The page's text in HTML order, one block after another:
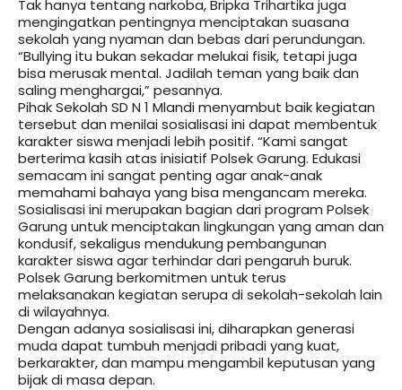
Tak hanya tentang narkoba, Bripka Trihartika juga
mengingatkan pentingnya menciptakan suasana
sekolah yang nyaman dan bebas dari perundungan.
“Bullying itu bukan sekadar melukai fisik, tetapi juga
bisa merusak mental. Jadilah teman yang baik dan
saling menghargai,” pesannya.
Pihak Sekolah SD N 1 Mlandi menyambut baik kegiatan
tersebut dan menilai sosialisasi ini dapat membentuk
karakter siswa menjadi lebih positif. “Kami sangat
berterima kasih atas inisiatif Polsek Garung. Edukasi
semacam ini sangat penting agar anak-anak
memahami bahaya yang bisa mengancam mereka.
Sosialisasi ini merupakan bagian dari program Polsek
Garung untuk menciptakan lingkungan yang aman dan
kondusif, sekaligus mendukung pembangunan
karakter siswa agar terhindar dari pengaruh buruk.
Polsek Garung berkomitmen untuk terus
melaksanakan kegiatan serupa di sekolah-sekolah lain
di wilayahnya.
Dengan adanya sosialisasi ini, diharapkan generasi
muda dapat tumbuh menjadi pribadi yang kuat,
berkarakter, dan mampu mengambil keputusan yang
bijak di masa depan.